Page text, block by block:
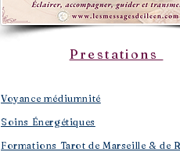
Prestations
Voyance médiumnité
Soins Énergétiques
Formations Tarot de Marseille & de